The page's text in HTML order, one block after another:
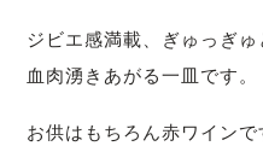
ジビエ感満載、ぎゅっぎゅ
血肉湧きあがる一皿です。
お供はもちろん赤ワインで